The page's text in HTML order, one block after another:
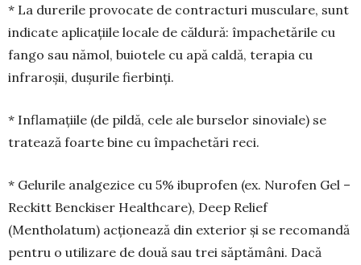
* La durerile provocate de contracturi mus­culare, sunt
indicate aplicațiile locale de căldură: împachetările cu
fango sau nămol, buiotele cu apă caldă, terapia cu
infraroșii, dușurile fier­binți.
* Inflamațiile (de pildă, cele ale burselor si­no­­viale) se
tratează foarte bine cu împachetări reci.
* Gelurile analgezice cu 5% ibuprofen (ex. Nurofen Gel –
Reckitt Benckiser Healthcare), Deep Relief
(Mentholatum) acționează din ex­terior și se recomandă
pentru o utilizare de două sau trei săptămâni. Dacă